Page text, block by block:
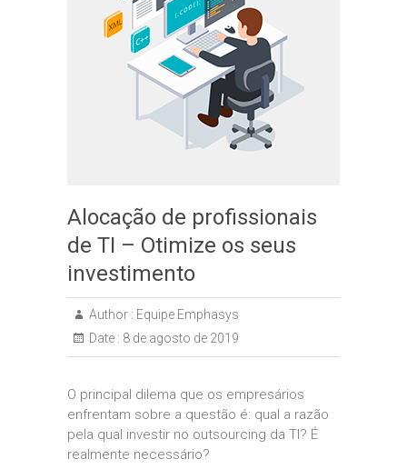
Alocação de profissionais
de TI – Otimize os seus
investimento
Author : Equipe Emphasys
Date : 8 de agosto de 2019
O principal dilema que os empresários
enfrentam sobre a questão é: qual a razão
pela qual investir no outsourcing da TI? É
realmente necessário?